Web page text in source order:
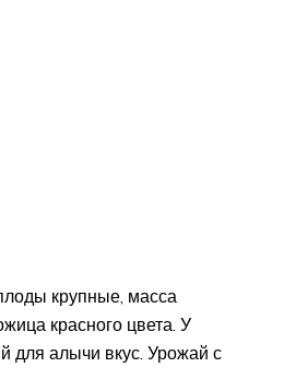
крупные, масса
красного цвета. У
для алычи вкус. Урожай с